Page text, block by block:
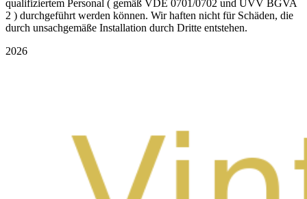
qualifiziertem Personal ( gemäß VDE 0701/0702 und UVV BGVA
2 ) durchgeführt werden können. Wir haften nicht für Schäden, die
durch unsachgemäße Installation durch Dritte entstehen.
2026